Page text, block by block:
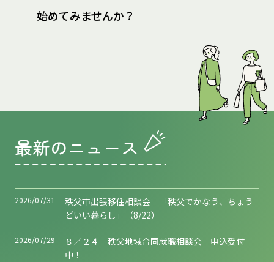
始めてみませんか？
最新のニュース
2026/07/31
秩父市出張移住相談会 「秩父でかなう、ちょう
どいい暮らし」（8/22）
2026/07/29
８／２４ 秩父地域合同就職相談会 申込受付
中！